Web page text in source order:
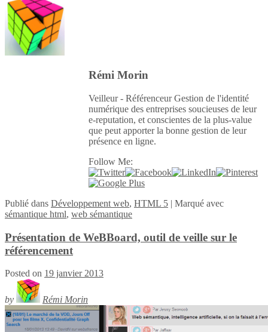
Rémi Morin
Veilleur - Référenceur Gestion de l'identité
numérique des entreprises soucieuses de leur
e-reputation, et conscientes de la plus-value
que peut apporter la bonne gestion de leur
présence en ligne.
Follow Me:
Publié dans Développement web, HTML 5 | Marqué avec
sémantique html, web sémantique
Présentation de WeBBoard, outil de veille sur le
référencement
Posted on 19 janvier 2013
by Rémi Morin